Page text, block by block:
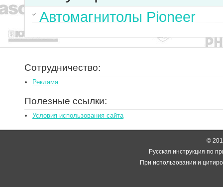
Автомагнитолы Pioneer
Сотрудничество:
Реклама
Полезные ссылки:
Условия использования сайта
©
Русская инструкция по
При использовании и